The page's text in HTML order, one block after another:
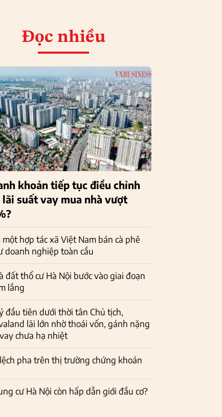
Đọc nhiều
khoản tiếp tục điều chỉnh
suất vay mua nhà vượt
một hợp tác xã Việt Nam bán cà phê
doanh nghiệp toàn cầu
đất thổ cư Hà Nội bước vào giai đoạn
lắng
đầu tiên dưới thời tân Chủ tịch,
lãi lớn nhờ thoái vốn, gánh nặng
chưa hạ nhiệt
pha trên thị trường chứng khoán
cư Hà Nội còn hấp dẫn giới đầu cơ?